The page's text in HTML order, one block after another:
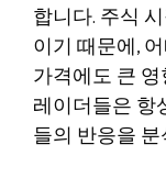
합니다. 주식
이기 때문에,
가격에도 큰
레이더들은 항
들의 반응을